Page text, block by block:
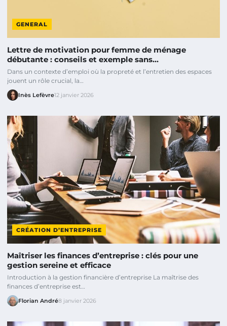
GENERAL
Lettre de motivation pour femme de ménage
débutante : conseils et exemple sans…
Dans un contexte d’emploi où la propreté et l’entretien des espaces
jouent un rôle crucial, la…
Inès Lefèvre12 janvier 2026
CRÉATION D’ENTREPRISE
Maîtriser les finances d’entreprise : clés pour une
gestion sereine et efficace
Introduction à la gestion financière d’entreprise La maîtrise des
finances d’entreprise est…
Florian André8 janvier 2026